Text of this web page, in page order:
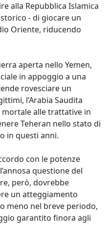
alla Repubblica Islamica
- di giocare un
Oriente, riducendo
aperta nello Yemen,
in appoggio a una
rovesciare un
l’Arabia Saudita
alle trattative in
Teheran nello stato di
in questi anni.
con le potenze
questione del
però, dovrebbe
un atteggiamento
meno nel breve periodo,
garantito finora agli